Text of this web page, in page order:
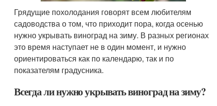
Грядущие похолодания говорят всем любителям
садоводства о том, что приходит пора, когда осенью
нужно укрывать виноград на зиму. В разных регионах
это время наступает не в один момент, и нужно
ориентироваться как по календарю, так и по
показателям градусника.
Всегда ли нужно укрывать виноград на зиму?